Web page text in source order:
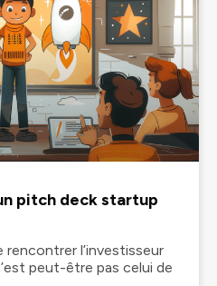
pitch deck startup
l’investisseur
peut-être pas celui de